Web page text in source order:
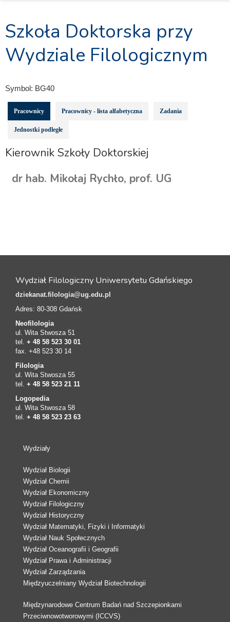
Szkoła Doktorska przy
Wydziale Filologicznym
Symbol: BG40
Pracownicy Pracownicy - lista alfabetyczna Zadania
Jednostki podległe
Kierownik Szkoły Doktorskiej
dr hab. Mikołaj Rychło, prof. UG
Wydział Filologiczny Uniwersytetu Gdańskiego
dziekanat.filologia@ug.edu.pl
Adres: 80-308 Gdańsk
Neofilologia
ul. Wita Stwosza 51
tel. + 48 58 523 30 01
fax. +48 523 30 14
Filologia
ul. Wita Stwosza 55
tel. + 48 58 523 21 11
Logopedia
ul. Wita Stwosza 58
tel. + 48 58 523 23 63
Wydziały
Wydział Biologii
Wydział Chemii
Wydział Ekonomiczny
Wydział Filologiczny
Wydział Historyczny
Wydział Matematyki, Fizyki i Informatyki
Wydział Nauk Społecznych
Wydział Oceanografii i Geografii
Wydział Prawa i Administracji
Wydział Zarządzania
Międzyuczelniany Wydział Biotechnologii
Międzynarodowe Centrum Badań nad Szczepionkami
Przeciwnowotworowymi (ICCVS)